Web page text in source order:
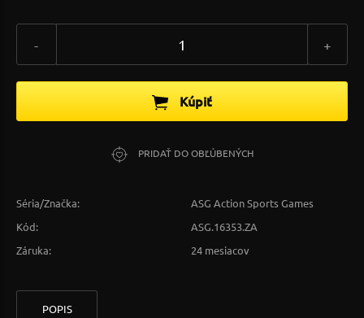
- +
Kúpiť
PRIDAŤ DO OBĽÚBENÝCH
Séria/Značka:
ASG Action Sports Games
Kód:
ASG.16353.ZA
Záruka:
24 mesiacov
POPIS